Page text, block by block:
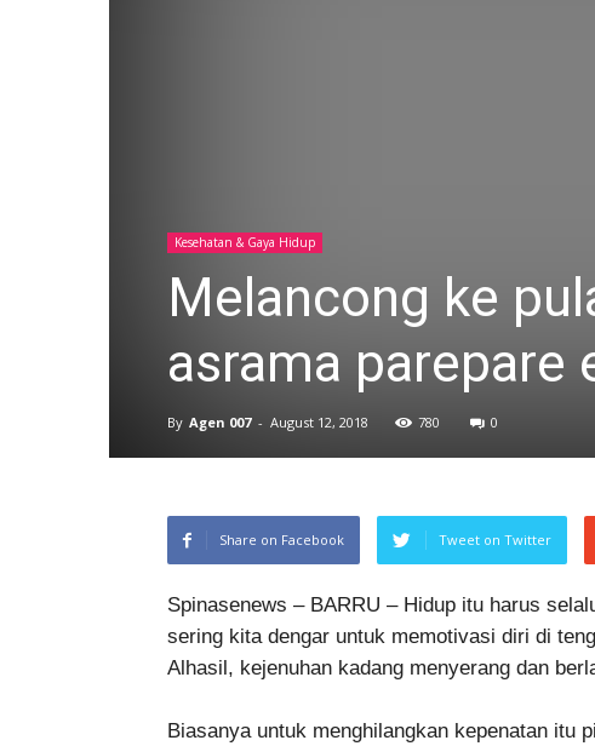
Kesehatan & Gaya Hidup
Melancong ke
asrama parepare
By Agen 007 - August 12, 2018 780 0
Share on Facebook Tweet on Twitter
Spinasenews – BARRU – Hidup itu harus
sering kita dengar untuk memotivasi diri di
Alhasil, kejenuhan kadang menyerang dan
Biasanya untuk menghilangkan kepenatan itu